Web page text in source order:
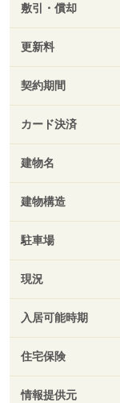
敷引・償却
更新料
契約期間
カード決済
建物名
建物構造
駐車場
現況
入居可能時期
住宅保険
情報提供元